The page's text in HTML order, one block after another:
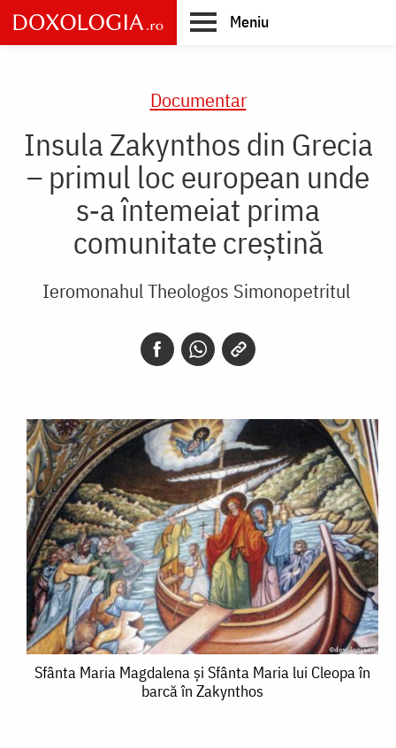
Skip
to
main
Meniu
Documentar
Insula Zakynthos din Grecia
– primul loc european unde
s‐a întemeiat prima
comunitate creștină
Ieromonahul Theologos Simonopetritul
Sfânta
Sfânta Maria Magdalena și Sfânta Maria lui Cleopa în
barcă în Zakynthos